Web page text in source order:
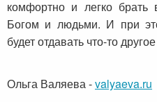
комфортно и легко брать
Богом и людьми. И при
будет отдавать что-то
Ольга Валяева-valyaeva.ru